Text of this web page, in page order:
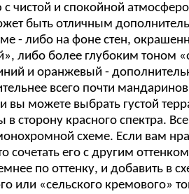
с чистой и спокойной
быть отличным
- либо на фоне стен,
либо более глубоким тоном
и оранжевый -
всего почти
вы можете выбрать густой
в сторону красного спектра.
схеме. Если вам
сочетать его с другим
по оттенку, и добавить в
или «сельского кремового»